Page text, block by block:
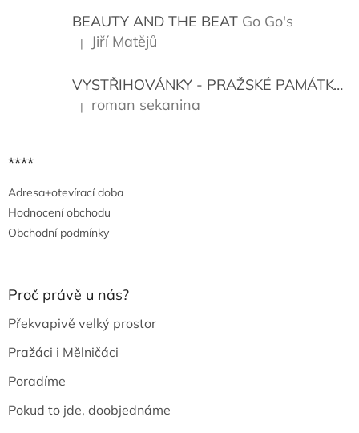
BEAUTY AND THE BEAT Go Go's
Hodnocení produktu je 5 z 5 hvězdiček.
| Jiří Matějů
VYSTŘIHOVÁNKY - PRAŽSKÉ PAMÁTKY
Hodnocení produktu je 5 z 5 hvězdiček.
| roman sekanina
****
Adresa+otevírací doba
Hodnocení obchodu
Obchodní podmínky
Proč právě u nás?
Překvapivě velký prostor
Pražáci i Mělničáci
Poradíme
Pokud to jde, doobjednáme